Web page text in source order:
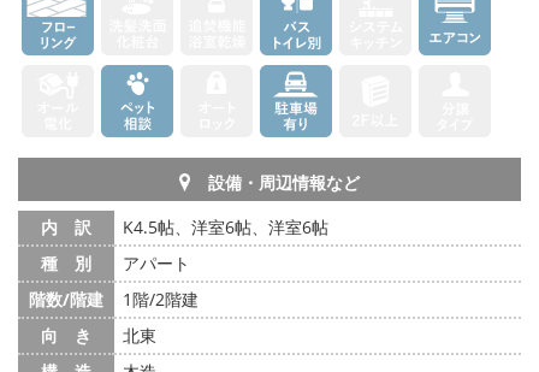
設備・周辺情報など
内 訳
K4.5帖、洋室6帖、洋室6帖
種 別
アパート
階数/階建
1階/2階建
向 き
北東